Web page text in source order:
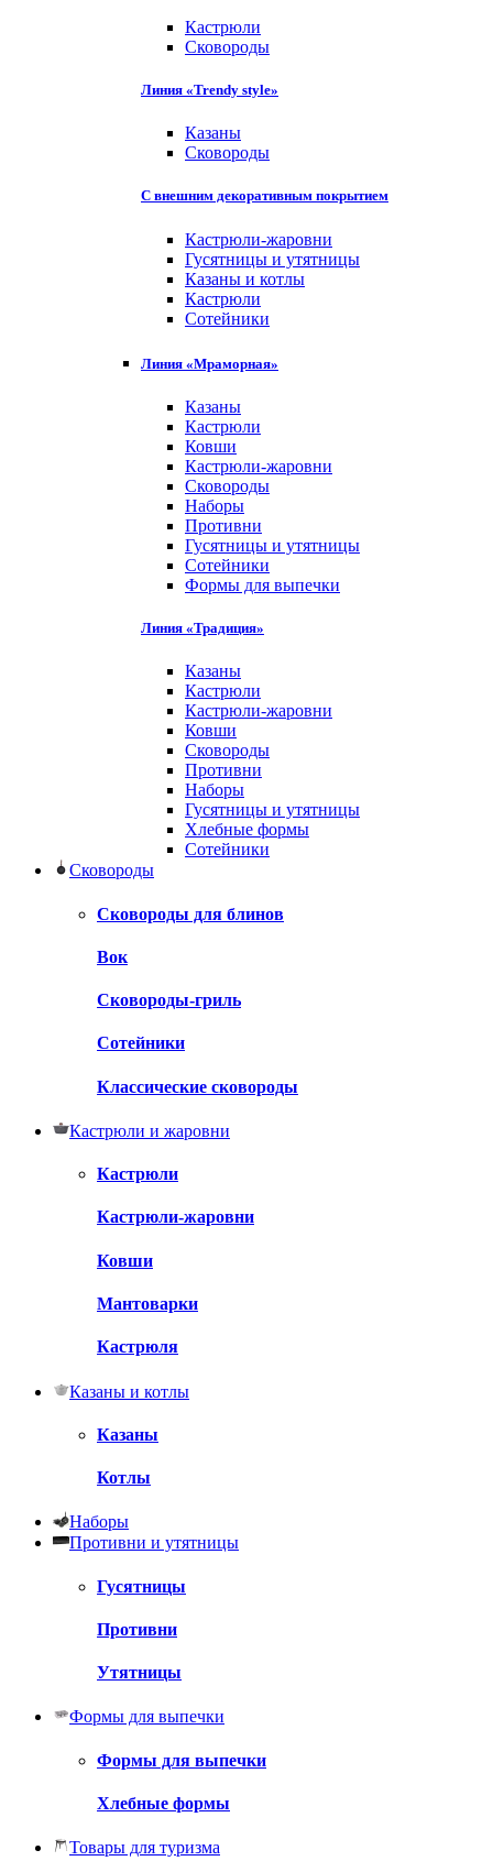
Кастрюли
Сковороды
Линия «Trendy style»
Казаны
Сковороды
С внешним декоративным покрытием
Кастрюли-жаровни
Гусятницы и утятницы
Казаны и котлы
Кастрюли
Сотейники
Линия «Мраморная»
Казаны
Кастрюли
Ковши
Кастрюли-жаровни
Сковороды
Наборы
Противни
Гусятницы и утятницы
Сотейники
Формы для выпечки
Линия «Традиция»
Казаны
Кастрюли
Кастрюли-жаровни
Ковши
Сковороды
Противни
Наборы
Гусятницы и утятницы
Хлебные формы
Сотейники
Сковороды
Сковороды для блинов
Вок
Сковороды-гриль
Сотейники
Классические сковороды
Кастрюли и жаровни
Кастрюли
Кастрюли-жаровни
Ковши
Мантоварки
Кастрюля
Казаны и котлы
Казаны
Котлы
Наборы
Противни и утятницы
Гусятницы
Противни
Утятницы
Формы для выпечки
Формы для выпечки
Хлебные формы
Товары для туризма